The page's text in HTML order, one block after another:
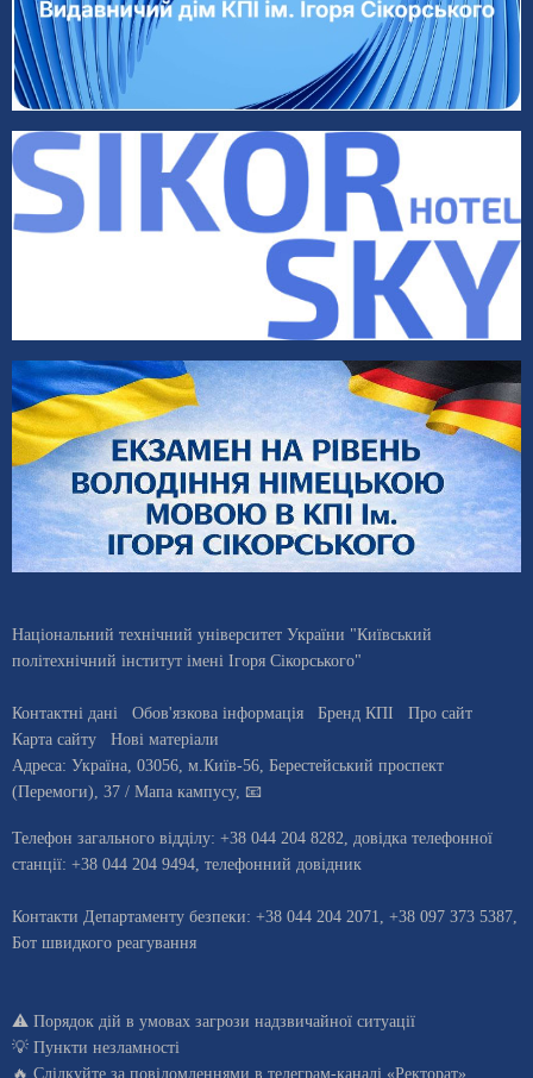
Національний технічний університет України "Київський
політехнічний інститут імені Ігоря Сікорського"
Контактні дані Обов'язкова інформація Бренд КПІ
Про сайт
Карта сайту
Нові матеріали
Адреса: Україна 03056 , м. Київ-56, Берестейський проспект
(Перемоги), 37 / Мапа кампусу, 📧
Телефон загального відділу: +38 044 204 8282 , довiдка телефонної
станцiї: +38 044 204 9494 телефонний довідник
Контакти Департаменту безпеки: +38 044 204 2071, +38 097 373 5387,
Бот швидкого реагування
⚠️ Порядок дій в умовах загрози надзвичайної ситуації
💡 Пункти незламності
🔥 Слідкуйте за повідомленнями в телеграм-каналі «Ректорат»